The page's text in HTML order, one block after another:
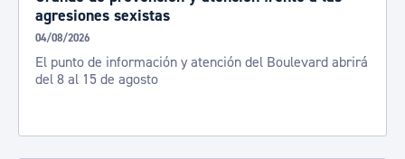
agresiones sexistas
04/08/2026
El punto de información y atención del Boulevard abrirá
del 8 al 15 de agosto